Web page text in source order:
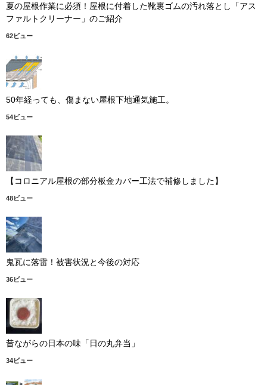
夏の屋根作業に必須！屋根に付着した靴裏ゴムの汚れ落とし「アス
ファルトクリーナー」のご紹介
62ビュー
50年経っても、傷まない屋根下地通気施工。
54ビュー
【コロニアル屋根の部分板金カバー工法で補修しました】
48ビュー
鬼瓦に落雷！被害状況と今後の対応
36ビュー
昔ながらの日本の味「日の丸弁当」
34ビュー